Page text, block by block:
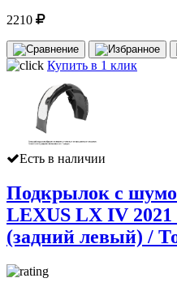
2210
Купить в 1 клик
Есть в наличии
Подкрылок с
LEXUS LX IV
(задний левый) /